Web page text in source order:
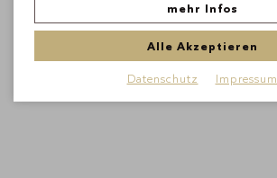
mehr Infos
Alle Akzeptieren
Datenschutz Impressum